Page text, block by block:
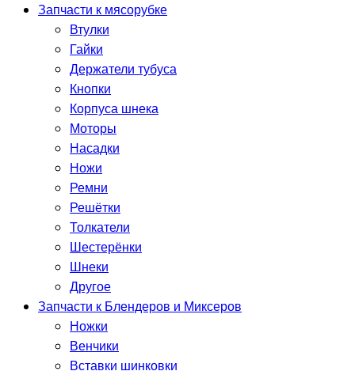
Запчасти к мясорубке
Втулки
Гайки
Держатели тубуса
Кнопки
Корпуса шнека
Моторы
Насадки
Ножи
Ремни
Решётки
Толкатели
Шестерёнки
Шнеки
Другое
Запчасти к Блендеров и Миксеров
Ножки
Венчики
Вставки шинковки